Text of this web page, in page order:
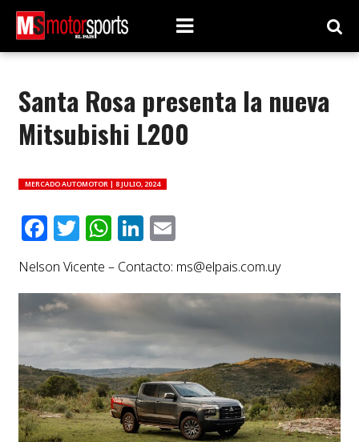
Santa Rosa presenta la nueva
Mitsubishi L200
MERCADO AUTOMOTOR | 8 JULIO, 2024
Facebook
Twitter
WhatsApp
LinkedIn
Email
Nelson Vicente – Contacto: ms@elpais.com.uy